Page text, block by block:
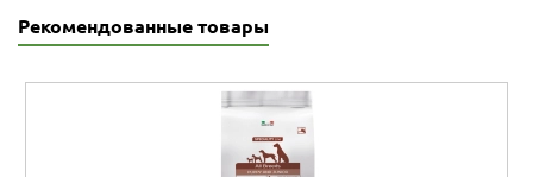
Рекомендованные товары